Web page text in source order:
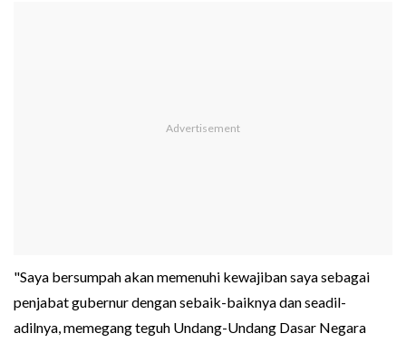
"Saya bersumpah akan memenuhi kewajiban saya sebagai
penjabat gubernur dengan sebaik-baiknya dan seadil-
adilnya, memegang teguh Undang-Undang Dasar Negara